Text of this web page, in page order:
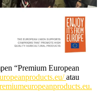
“Premium European
atau